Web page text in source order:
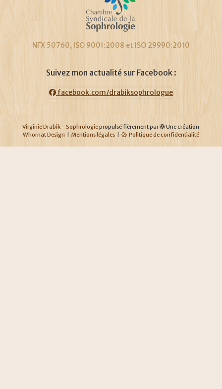
NFX 50760, ISO 9001:2008 et ISO 29990:2010
Suivez mon actualité sur Facebook :
facebook.com/drabiksophrologue
Virginie Drabik - Sophrologiepropulsé fièrement par
Une création
Whornat Design
Mentions légales Politique de confidentialité